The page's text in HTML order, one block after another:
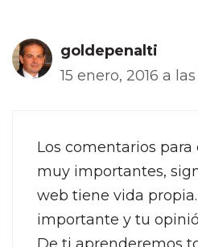
goldepenalti
15 enero, 2016 a las
Los comentarios para
muy importantes,
web tiene vida
importante y tu